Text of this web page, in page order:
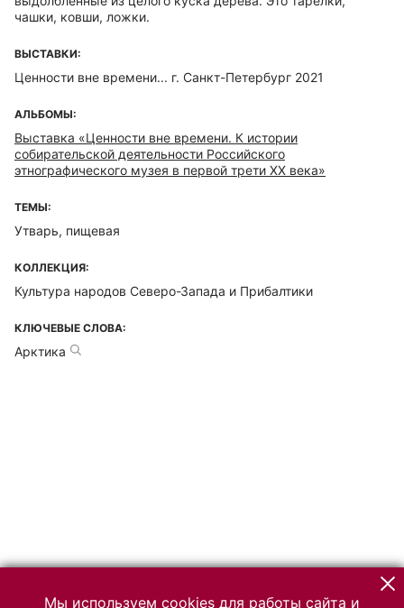
чашки, ковши, ложки.
ВЫСТАВКИ:
Ценности вне времени... г. Санкт-Петербург 2021
АЛЬБОМЫ:
Выставка «Ценности вне времени. К истории
собирательской деятельности Российского
этнографического музея в первой трети ХХ века»
ТЕМЫ:
Утварь, пищевая
КОЛЛЕКЦИЯ:
Культура народов Северо-Запада и Прибалтики
КЛЮЧЕВЫЕ СЛОВА:
Арктика
Мы используем cookies для работы сайта и